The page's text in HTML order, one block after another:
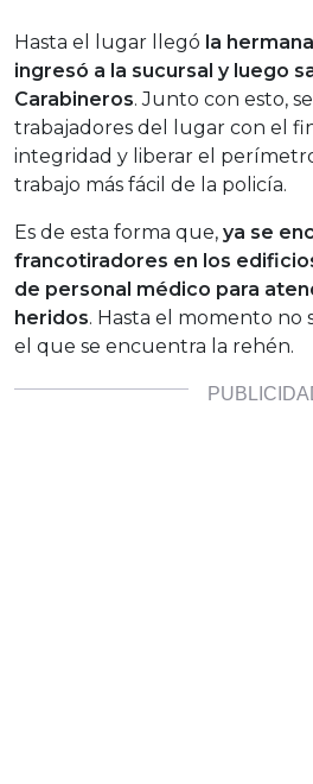
Hasta el lugar llegó la
ingresó a la sucursal y luego
Carabineros. Junto con esto,
trabajadores del lugar con el
integridad y liberar el
trabajo más fácil de la policía.
Es de esta forma que, ya se
francotiradores en los
de personal médico para
heridos. Hasta el momento no
el que se encuentra la rehén.